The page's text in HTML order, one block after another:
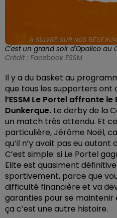
C'est un grand soir d'Opalico au
Crédit : Facebook ESSM
Il y a du basket au
que tous les supporters ont
l’ESSM Le Portel affronte
Dunkerque. Le derby de la
un match très attendu. Et
particulière, Jérôme Noël,
qu’il n’y avait pas eu autant
C’est simple: si Le Portel
Elite est quasiment
sportivement, parce que
difficulté financière et va
garanties pour se maintenir
ça c’est une autre histoire.